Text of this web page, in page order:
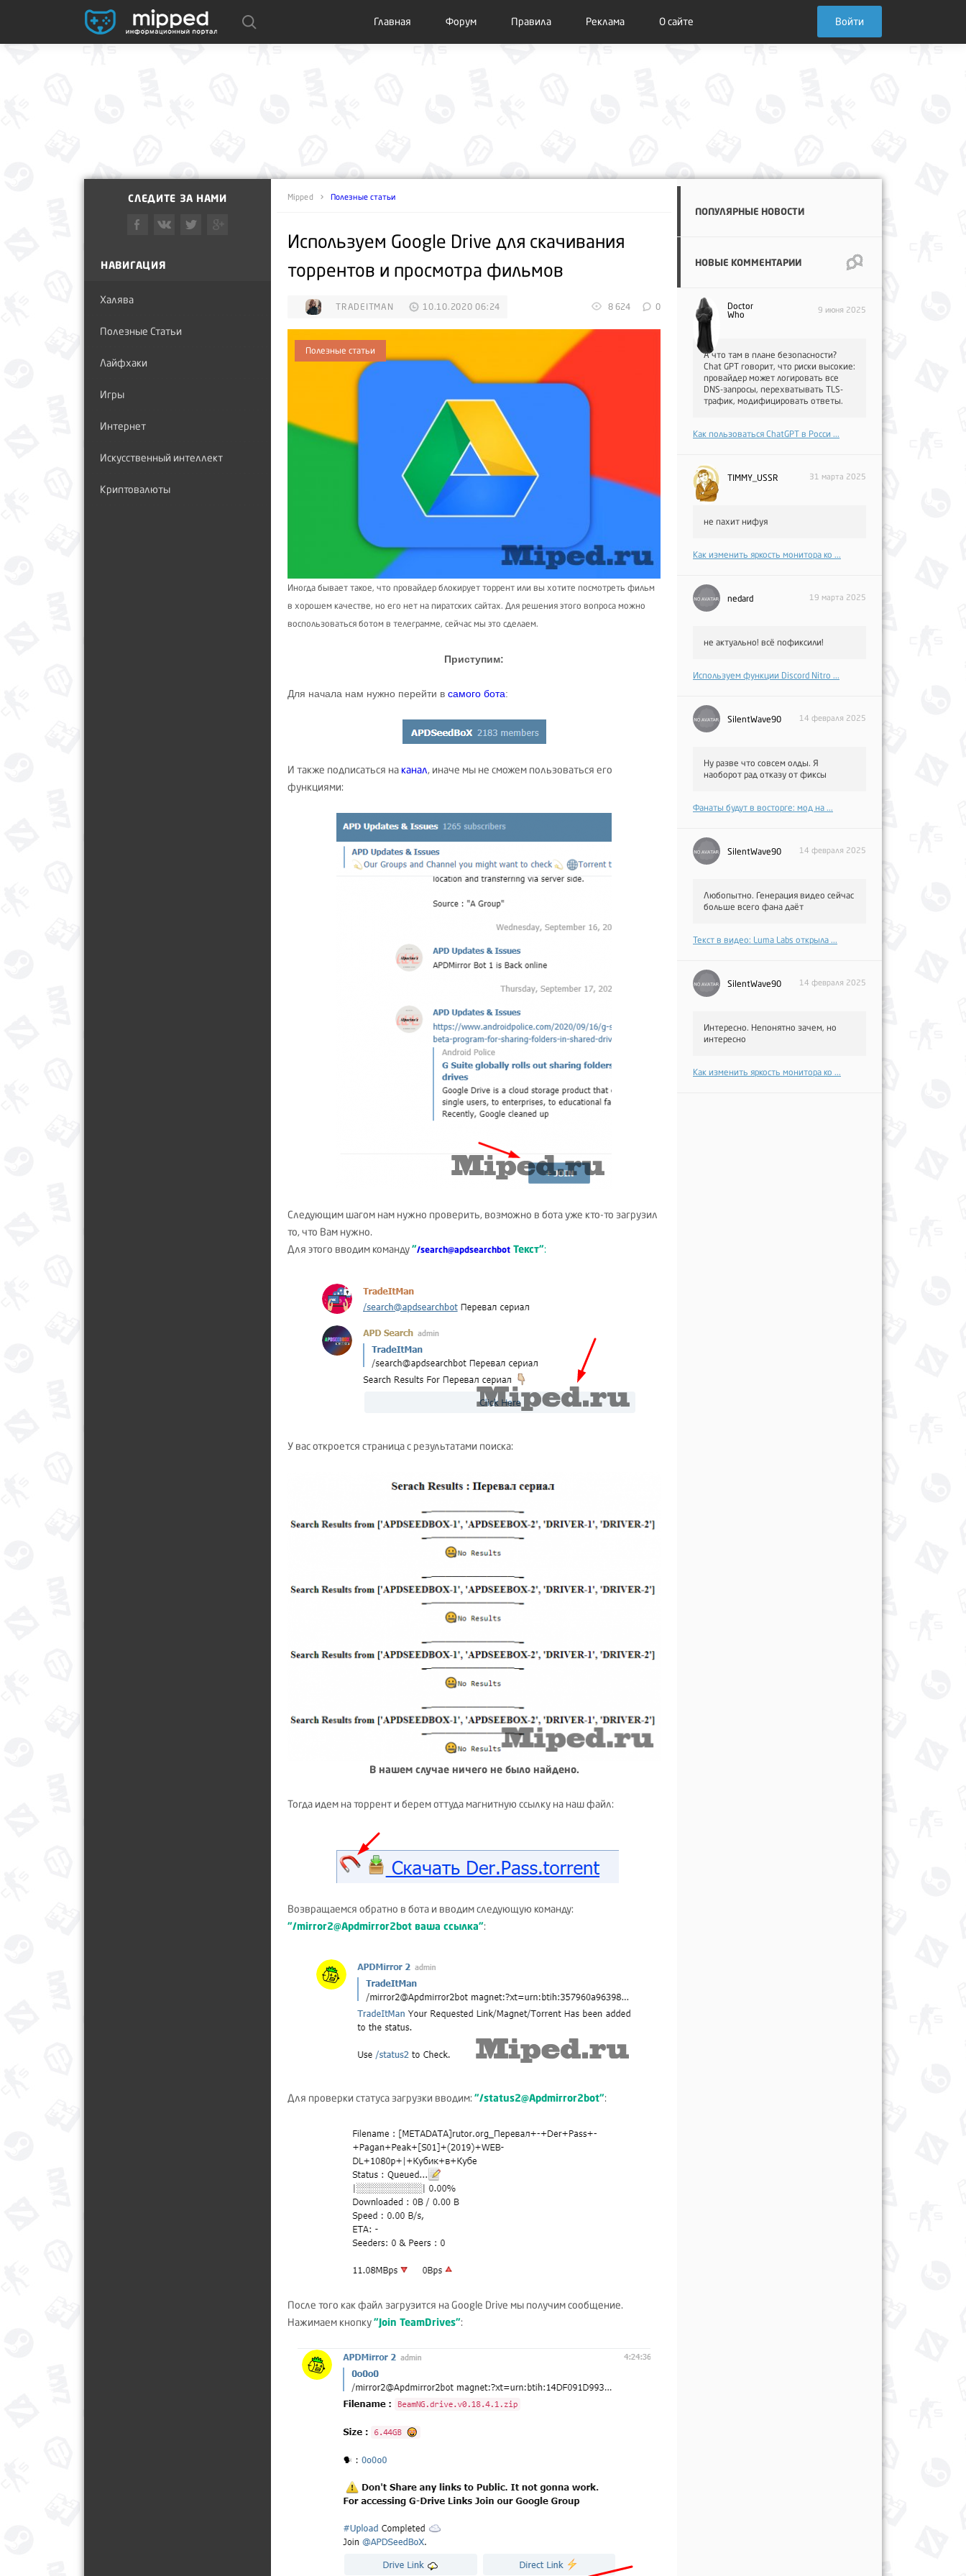
Главная Форум Правила Реклама О сайте Войти
СЛЕДИТЕ ЗА НАМИ
НАВИГАЦИЯ
Халява
Полезные Статьи
Лайфхаки
Игры
Интернет
Искусственный интеллект
Криптовалюты
Mipped Полезные статьи
Используем Google Drive для скачивания
торрентов и просмотра фильмов
TRADEITMAN 10.10.2020 06:24 8 624 0
Полезные статьи
Иногда бывает такое, что провайдер блокирует торрент или вы хотите посмотреть фильм
в хорошем качестве, но его нет на пиратских сайтах. Для решения этого вопроса можно
воспользоваться ботом в телеграмме, сейчас мы это сделаем.
Приступим:
Для начала нам нужно перейти в самого бота:
И также подписаться на канал, иначе мы не сможем пользоваться его
функциями:
Следующим шагом нам нужно проверить, возможно в бота уже кто-то загрузил
то, что Вам нужно.
Для этого вводим команду"/search@apdsearchbot Текст":
У вас откроется страница с результатами поиска:
В нашем случае ничего не было найдено.
Тогда идем на торрент и берем оттуда магнитную ссылку на наш файл:
Возвращаемся обратно в бота и вводим следующую команду:
"/mirror2@Apdmirror2bot ваша ссылка":
Для проверки статуса загрузки вводим: "/status2@Apdmirror2bot":
После того как файл загрузится на Google Drive мы получим сообщение.
Нажимаем кнопку"Join TeamDrives":
ПОПУЛЯРНЫЕ НОВОСТИ
НОВЫЕ КОММЕНТАРИИ
Doctor
Who
9 июня 2025
А что там в плане безопасности?
Chat GPT говорит, что риски высокие:
провайдер может логировать все
DNS-запросы, перехватывать TLS-
трафик, модифицировать ответы.
Как пользоваться ChatGPT в Росси ...
TIMMY_USSR 31 марта 2025
не пахит нифуя
Как изменить яркость монитора ко ...
nedard 19 марта 2025
не актуально! всё пофиксили!
Используем функции Discord Nitro ...
SilentWave90 14 февраля 2025
Ну разве что совсем олды. Я
наоборот рад отказу от фиксы
Фанаты будут в восторге: мод на ...
SilentWave90 14 февраля 2025
Любопытно. Генерация видео сейчас
больше всего фана даёт
Текст в видео: Luma Labs открыла ...
SilentWave90 14 февраля 2025
Интересно. Непонятно зачем, но
интересно
Как изменить яркость монитора ко ...